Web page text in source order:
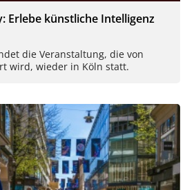
Erlebe künstliche Intelligenz
die Veranstaltung, die von
wird, wieder in Köln statt.